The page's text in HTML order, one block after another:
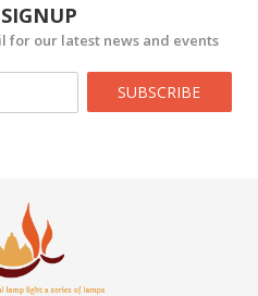
for our latest news and events
SUBSCRIBE